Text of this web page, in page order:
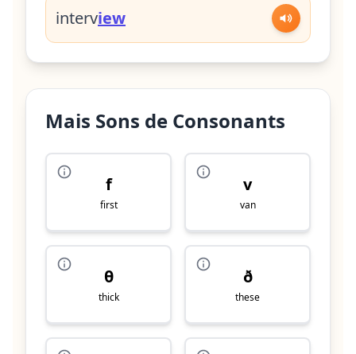
interview
Mais Sons de Consonants
f
first
v
van
θ
thick
ð
these